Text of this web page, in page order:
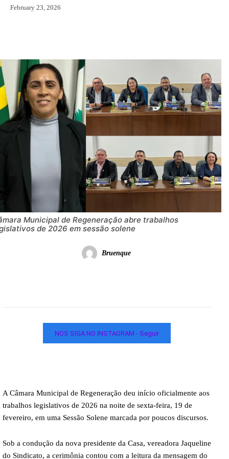
February 23, 2026
Municipal de Regeneração abre trabalhos
de 2026 em sessão solene
Bruenque
NOS SIGA NO INSTAGRAM - Seguir
A Câmara Municipal de Regeneração deu início oficialmente aos
trabalhos legislativos de 2026 na noite de sexta-feira, 19 de
fevereiro, em uma Sessão Solene marcada por poucos discursos.
Sob a condução da nova presidente da Casa, vereadora Jaqueline
do Sindicato, a cerimônia contou com a leitura da mensagem do